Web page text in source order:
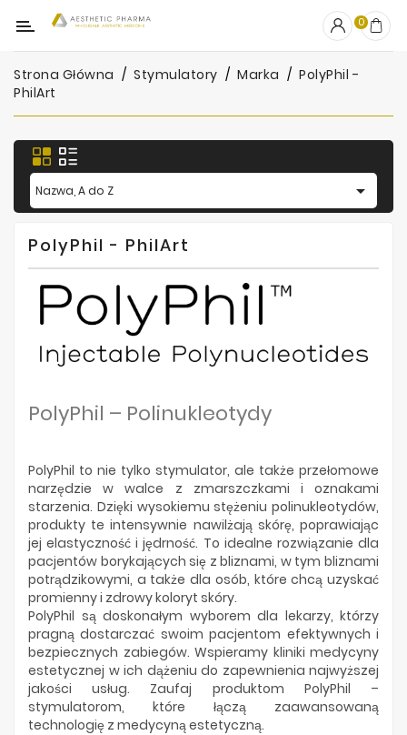
Kategoria
OUTLET
Wypełniacze
Stymulatory
Mezoterapia
Peelingi
PRP
Skincare
Artykuły
Jednorazowe
Producenci
0
Strona Główna Stymulatory Marka
PolyPhil -
PhilArt
Nazwa, A do Z 
PolyPhil - PhilArt
PolyPhil – Polinukleotydy
PolyPhil to nie tylko stymulator, ale także przełomowe
narzędzie w walce z zmarszczkami i oznakami
starzenia. Dzięki wysokiemu stężeniu polinukleotydów,
produkty te intensywnie nawilżają skórę, poprawiając
jej elastyczność i jędrność. To idealne rozwiązanie dla
pacjentów borykających się z bliznami, w tym bliznami
potrądzikowymi, a także dla osób, które chcą uzyskać
promienny i zdrowy koloryt skóry.
PolyPhil są doskonałym wyborem dla lekarzy, którzy
pragną dostarczać swoim pacjentom efektywnych i
bezpiecznych zabiegów. Wspieramy kliniki medycyny
estetycznej w ich dążeniu do zapewnienia najwyższej
jakości usług. Zaufaj produktom PolyPhil –
stymulatorom, które łączą zaawansowaną
technologię z medycyną estetyczną.